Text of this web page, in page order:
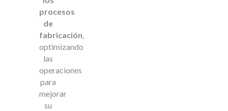
procesos
de
fabricación
optimizando
las
operaciones
para
mejorar
su